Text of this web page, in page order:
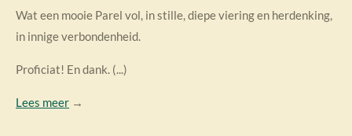
Wat een mooie Parel vol, in stille, diepe viering en herdenking,
in innige verbondenheid.
Proficiat! En dank. (...)
Lees meer →